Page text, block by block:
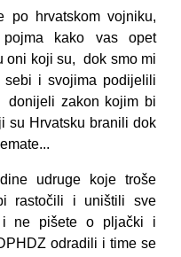
po hrvatskom vojniku,
pojma kako vas opet
oni koji su, dok smo mi
sebi i svojima podijelili
zakon kojim bi
su Hrvatsku branili dok
udruge koje troše
rastočili i uništili sve
i ne pišete o pljački i
odradili i time se